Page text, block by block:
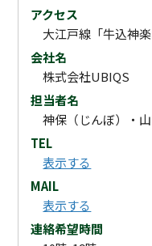
アクセス
大江戸線「牛込神
会社名
株式会社UBIQS
担当者名
神保（じんぼ）・山
TEL
表示する
MAIL
表示する
連絡希望時間